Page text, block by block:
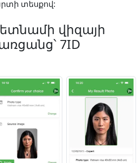
տեսքով:
վիզայի
7ID